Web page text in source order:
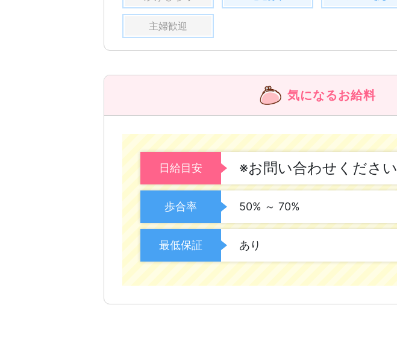
主婦歓迎
気になるお給料
日給目安 ※お問い合わせください
歩合率 50% ～ 70%
最低保証 あり